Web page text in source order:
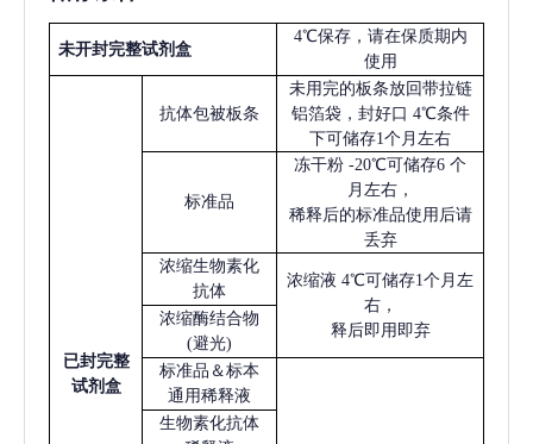
未开封完整试剂盒
4℃保存，请在保质期内
使用
已封完整
试剂盒
抗体包被板条
未用完的板条放回带拉链
铝箔袋，封好口 4℃条件
下可储存1个月左右
标准品
冻干粉 -20℃可储存6 个
月左右，
稀释后的标准品使用后请
丢弃
浓缩生物素化
抗体
浓缩液 4℃可储存1个月左
右，
释后即用即弃
浓缩酶结合物
(避光)
标准品＆标本
通用稀释液
生物素化抗体